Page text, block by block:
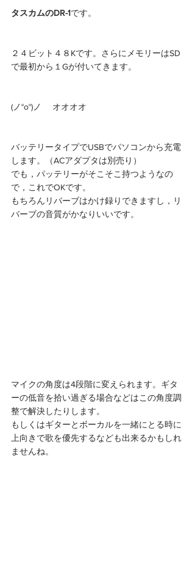
タスカムのDR-1です。
２４ビット４８Kです。さらにメモリーはSD
で最初から１Gが付いてきます。
(ノ°ο°)ノ 　オオオオ
バッテリータイプでUSBでパソコンから充電
します。（ACアダプタは別売り）
でも，パッテリーがそこそこ持つようなの
で，これでOKです。
もちろんリバーブはかけ録りできますし，リ
バーブの音質がかなりいいです。
マイクの角度は4段階に変えられます。ギタ
ーの低音を拾い過ぎる場合などはこの角度調
整で解決したりします。
もしくはギターとボーカルを一緒にとる時に
上向きで歌を優先するなども出来るかもしれ
ませんね。